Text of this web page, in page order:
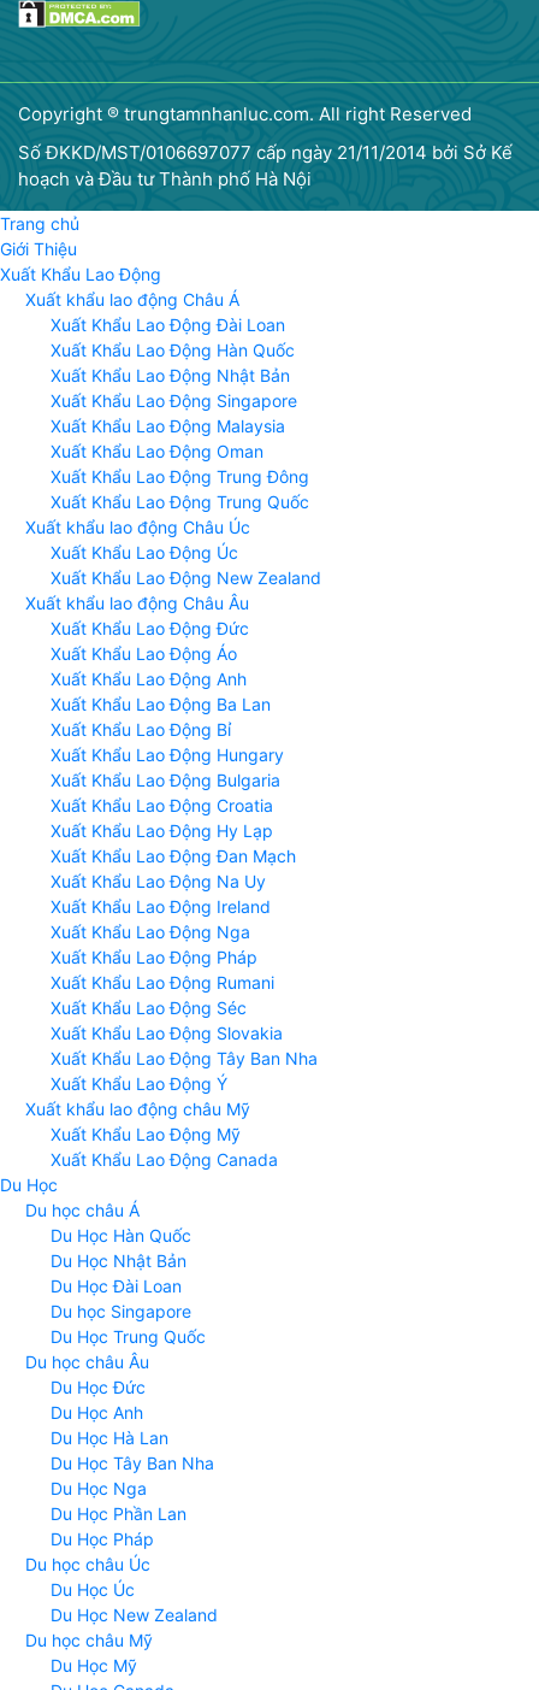
Copyright ® trungtamnhanluc.com. All right Reserved
Số ĐKKD/MST/0106697077 cấp ngày 21/11/2014 bởi Sở Kế
hoạch và Đầu tư Thành phố Hà Nội
Trang chủ
Giới Thiệu
Xuất Khẩu Lao Động
Xuất khẩu lao động Châu Á
Xuất Khẩu Lao Động Đài Loan
Xuất Khẩu Lao Động Hàn Quốc
Xuất Khẩu Lao Động Nhật Bản
Xuất Khẩu Lao Động Singapore
Xuất Khẩu Lao Động Malaysia
Xuất Khẩu Lao Động Oman
Xuất Khẩu Lao Động Trung Đông
Xuất Khẩu Lao Động Trung Quốc
Xuất khẩu lao động Châu Úc
Xuất Khẩu Lao Động Úc
Xuất Khẩu Lao Động New Zealand
Xuất khẩu lao động Châu Âu
Xuất Khẩu Lao Động Đức
Xuất Khẩu Lao Động Áo
Xuất Khẩu Lao Động Anh
Xuất Khẩu Lao Động Ba Lan
Xuất Khẩu Lao Động Bỉ
Xuất Khẩu Lao Động Hungary
Xuất Khẩu Lao Động Bulgaria
Xuất Khẩu Lao Động Croatia
Xuất Khẩu Lao Động Hy Lạp
Xuất Khẩu Lao Động Đan Mạch
Xuất Khẩu Lao Động Na Uy
Xuất Khẩu Lao Động Ireland
Xuất Khẩu Lao Động Nga
Xuất Khẩu Lao Động Pháp
Xuất Khẩu Lao Động Rumani
Xuất Khẩu Lao Động Séc
Xuất Khẩu Lao Động Slovakia
Xuất Khẩu Lao Động Tây Ban Nha
Xuất Khẩu Lao Động Ý
Xuất khẩu lao động châu Mỹ
Xuất Khẩu Lao Động Mỹ
Xuất Khẩu Lao Động Canada
Du Học
Du học châu Á
Du Học Hàn Quốc
Du Học Nhật Bản
Du Học Đài Loan
Du học Singapore
Du Học Trung Quốc
Du học châu Âu
Du Học Đức
Du Học Anh
Du Học Hà Lan
Du Học Tây Ban Nha
Du Học Nga
Du Học Phần Lan
Du Học Pháp
Du học châu Úc
Du Học Úc
Du Học New Zealand
Du học châu Mỹ
Du Học Mỹ